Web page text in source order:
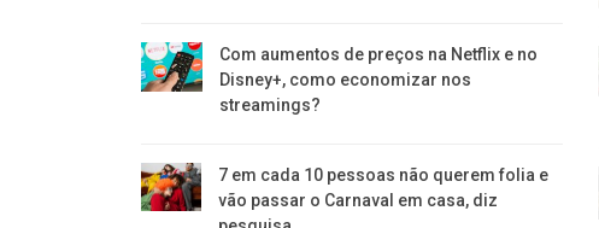
Com aumentos de preços na Netflix e no
Disney+, como economizar nos
streamings?
7 em cada 10 pessoas não querem folia e
vão passar o Carnaval em casa, diz